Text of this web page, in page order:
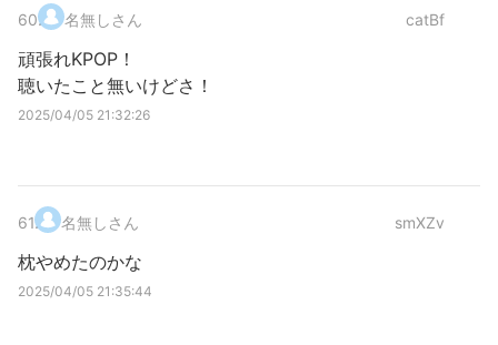
60. 名無しさん catBf
頑張れKPOP！
聴いたこと無いけどさ！
2025/04/05 21:32:26
61. 名無しさん smXZv
枕やめたのかな
2025/04/05 21:35:44